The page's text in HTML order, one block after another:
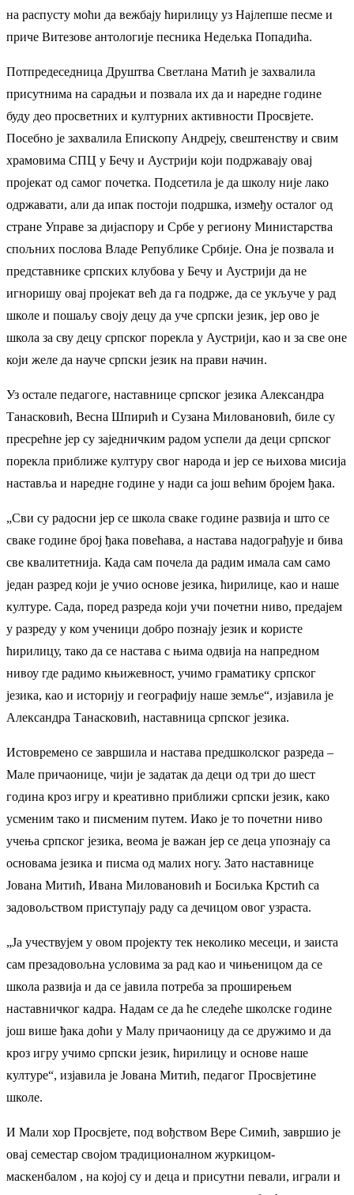
на распусту моћи да вежбају ћирилицу уз Најлепше песме и
приче Витезове антологије песника Недељка Попадића.
Потпредеседница Друштва Светлана Матић је захвалила
присутнима на сарадњи и позвала их да и наредне године
буду део просветних и културних активности Просвјете.
Посебно је захвалила Епископу Андреју, свештенству и свим
храмовима СПЦ у Бечу и Аустрији који подржавају овај
пројекат од самог почетка. Подсетила је да школу није лако
одржавати, али да ипак постоји подршка, између осталог од
стране Управе за дијаспору и Србе у региону Министарства
спољних послова Владе Републике Србије. Она је позвала и
представнике српских клубова у Бечу и Аустрији да не
игноришу овај пројекат већ да га подрже, да се укључе у рад
школе и пошаљу своју децу да уче српски језик, јер ово је
школа за сву децу српског порекла у Аустрији, као и за све оне
који желе да науче српски језик на прави начин.
Уз остале педагоге, наставнице српског језика Александра
Танасковић, Весна Шпирић и Сузана Миловановић, биле су
пресрећне јер су заједничким радом успели да деци српског
порекла приближе културу свог народа и јер се њихова мисија
наставља и наредне године у нади са још већим бројем ђака.
„Сви су радосни јер се школа сваке године развија и што се
сваке године број ђака повећава, а настава надограђује и бива
све квалитетнија. Када сам почела да радим имала сам само
један разред који је учио основе језика, ћирилице, као и наше
културе. Сада, поред разреда који учи почетни ниво, предајем
у разреду у ком ученици добро познају језик и користе
ћирилицу, тако да се настава с њима одвија на напредном
нивоу где радимо књижевност, учимо граматику српског
језика, као и историју и географију наше земље“, изјавила је
Александра Танасковић, наставница српског језика.
Истовремено се завршила и настава предшколског разреда –
Мале причаонице, чији је задатак да деци од три до шест
година кроз игру и креативно приближи српски језик, како
усменим тако и писменим путем. Иако је то почетни ниво
учења српског језика, веома је важан јер се деца упознају са
основама језика и писма од малих ногу. Зато наставнице
Јована Митић, Ивана Миловановић и Босиљка Крстић са
задовољством приступају раду са дечицом овог узраста.
„Ја учествујем у овом пројекту тек неколико месеци, и заиста
сам презадовољна условима за рад као и чињеницом да се
школа развија и да се јавила потреба за проширењем
наставничког кадра. Надам се да ће следеће школске године
још више ђака доћи у Малу причаоницу да се дружимо и да
кроз игру учимо српски језик, ћирилицу и основе наше
културе“, изјавила је Јована Митић, педагог Просвјетине
школе.
И Мали хор Просвјете, под вођством Вере Симић, завршио је
овај семестар својом традиционалном журкицом-
маскенбалом , на којој су и деца и присутни певали, играли и